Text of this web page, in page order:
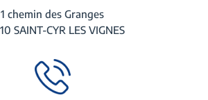
1 chemin des Granges
SAINT-CYR LES VIGNES